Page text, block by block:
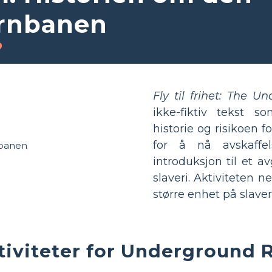
Fly til frihet: The
ikke-fiktiv tekst
historie og risikoen
for å nå
introduksjon til et
slaveri. Aktiviteten
større enhet på
for Underground